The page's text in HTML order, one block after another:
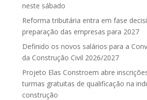
neste sábado
Reforma tributária entra em fase
preparação das empresas para 2027
Definido os novos salários para a
da Construção Civil 2026/2027
Projeto Elas Constroem abre
turmas gratuitas de qualificação na
construção